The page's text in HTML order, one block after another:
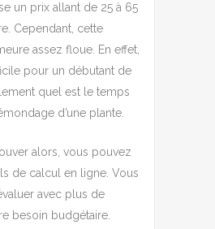
un prix allant de 25 à 65
Cependant, cette
assez floue. En effet,
pour un débutant de
quel est le temps
d’une plante.
alors, vous pouvez
de calcul en ligne. Vous
avec plus de
besoin budgétaire.